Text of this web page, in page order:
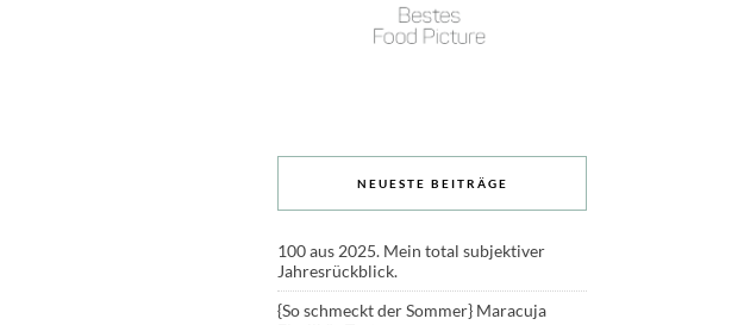
NEUESTE BEITRÄGE
100 aus 2025. Mein total subjektiver
Jahresrückblick.
{So schmeckt der Sommer} Maracuja